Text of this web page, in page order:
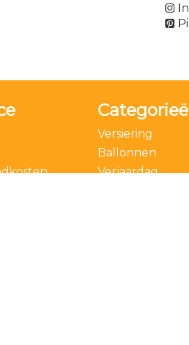
Versiering
Ballonnen
Verjaardag